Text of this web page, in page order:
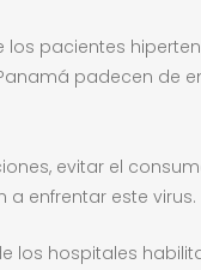
los pacientes
padecen de
evitar el
enfrentar este virus.
los hospitales